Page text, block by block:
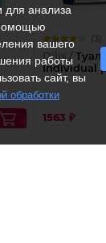
(3)
Dilis /
Individual
1563 ₽
для анализа
вашего
работы
сайт, вы
обработки